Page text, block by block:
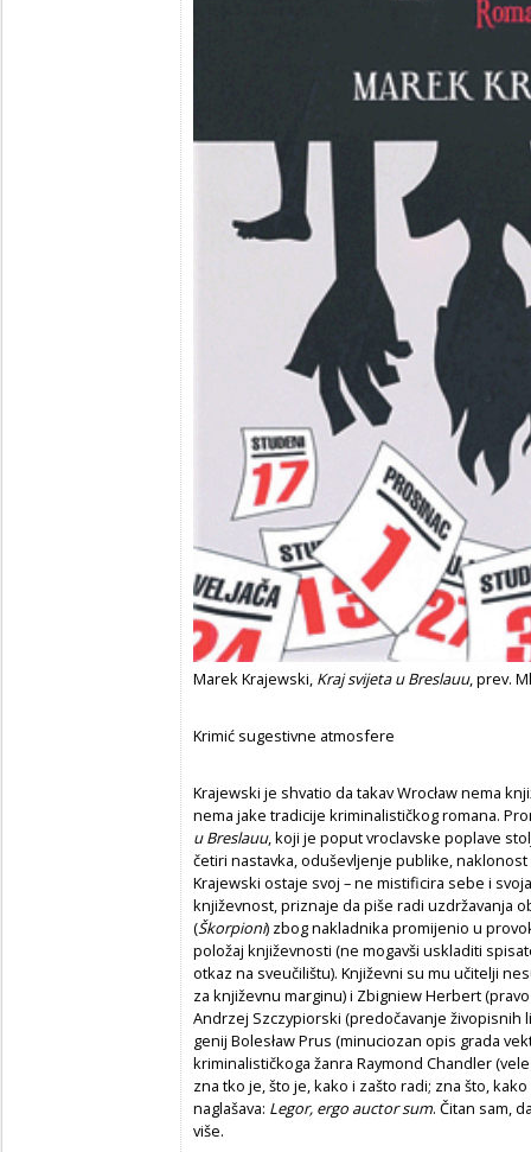
Marek Krajewski, Kraj svijeta u Breslauu, prev.
Krimić sugestivne atmosfere
Krajewski je shvatio da takav Wrocław nema
nema jake tradicije kriminalističkog romana.
u Breslauu, koji je poput vroclavske poplave
četiri nastavka, oduševljenje publike,
Krajewski ostaje svoj – ne mistificira sebe i
književnost, priznaje da piše radi uzdržavanja
(Škorpioni) zbog nakladnika promijenio u
položaj književnosti (ne mogavši uskladiti
otkaz na sveučilištu). Književni su mu učitelji
za književnu marginu) i Zbigniew Herbert
Andrzej Szczypiorski (predočavanje živopisnih
genij Bolesław Prus (minuciozan opis grada
kriminalističkoga žanra Raymond Chandler
zna tko je, što je, kako i zašto radi; zna što,
naglašava: Legor, ergo auctor sum. Čitan sam,
više.